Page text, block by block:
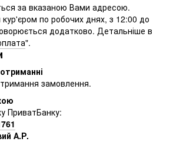
за вказаною Вами адресою.
по робочих днях, з 12:00 до
додатково. Детальніше в
".
замовлення.
ПриватБанку:
А.Р.